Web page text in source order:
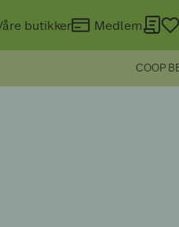
butikker Medlem
COOP